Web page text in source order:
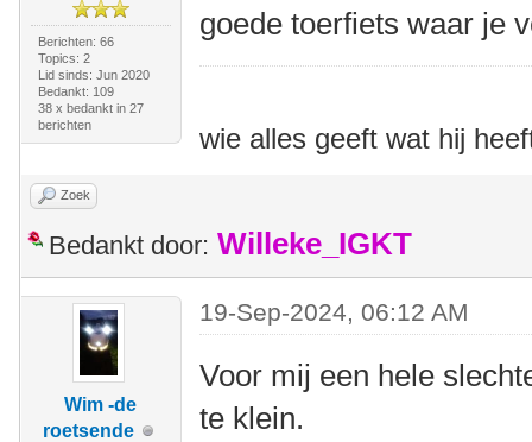
Berichten: 66
Topics: 2
Lid sinds: Jun 2020
Bedankt: 109
38 x bedankt in 27
berichten
goede toerfiets waar je
wie alles geeft wat hij
Zoek
Bedankt door: Willeke_IGKT
Wim -de
roetsende
19-Sep-2024, 06:12 AM
Voor mij een hele
te klein.